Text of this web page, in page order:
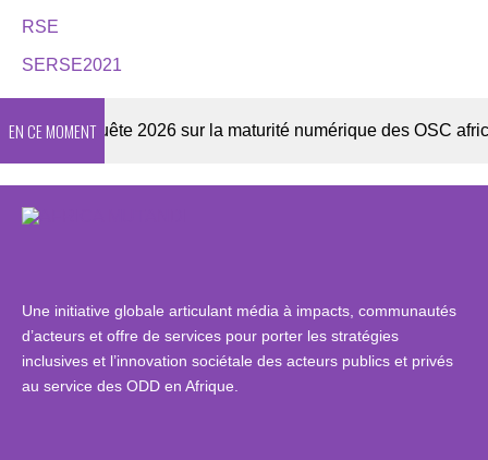
RSE
SERSE2021
EN CE MOMENT
Enquête 2026 sur la maturité numérique des OSC
Une initiative globale articulant média à impacts, communautés
d’acteurs et offre de services pour porter les stratégies
inclusives et l’innovation sociétale des acteurs publics et privés
au service des ODD en Afrique.